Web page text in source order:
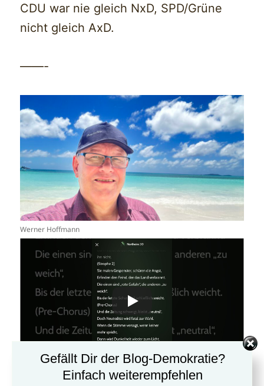
CDU war nie gleich NxD, SPD/Grüne
nicht gleich AxD.
——-
Werner Hoffmann
Gefällt Dir der Blog-Demokratie?
Einfach weiterempfehlen